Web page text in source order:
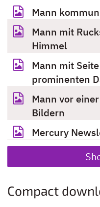
Mann
Mann mit
Himmel
Mann mit
prominenten
Mann vor
Bildern
Mercury
Compact